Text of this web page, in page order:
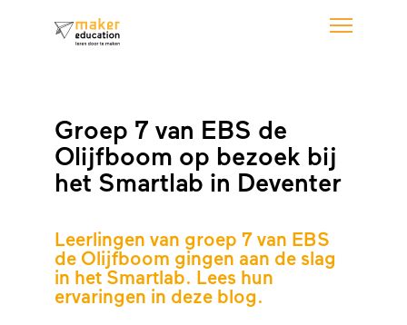
Groep 7 van EBS de
Olijfboom op bezoek bij
het Smartlab in Deventer
Leerlingen van groep 7 van EBS
de Olijfboom gingen aan de slag
in het Smartlab. Lees hun
ervaringen in deze blog.